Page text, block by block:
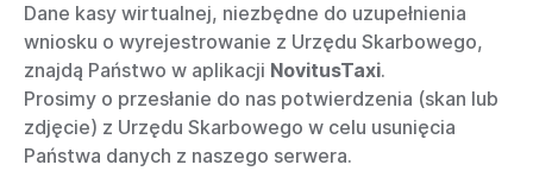
Dane kasy wirtualnej, niezbędne do uzupełnienia
wniosku o wyrejestrowanie z Urzędu Skarbowego,
znajdą Państwo w aplikacji NovitusTaxi.
Prosimy o przesłanie do nas potwierdzenia (skan lub
zdjęcie) z Urzędu Skarbowego w celu usunięcia
Państwa danych z naszego serwera.